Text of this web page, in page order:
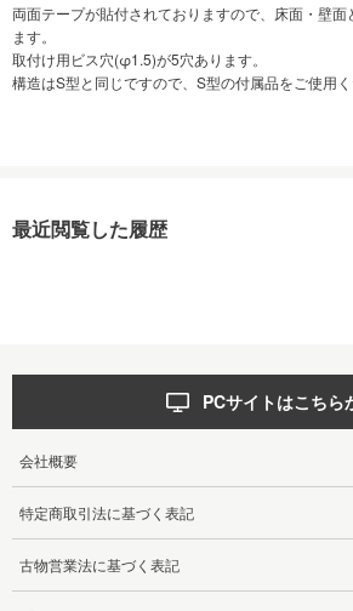
両面テープが貼付されておりますので、床面・壁
ます。
取付け用ビス穴(φ1.5)が5穴あります。
構造はS型と同じですので、S型の付属品をご使用く
最近閲覧した履歴
PCサイトはこちら
会社概要
特定商取引法に基づく表記
古物営業法に基づく表記